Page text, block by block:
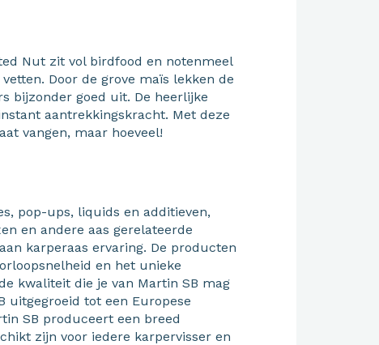
Nut zit vol birdfood en notenmeel
Door de grove maïs lekken de
bijzonder goed uit. De heerlijke
aantrekkingskracht. Met deze
vangen, maar hoeveel!
pop-ups, liquids en additieven,
en andere aas gerelateerde
karperaas ervaring. De producten
en het unieke
kwaliteit die je van Martin SB mag
uitgegroeid tot een Europese
SB produceert een breed
zijn voor iedere karpervisser en